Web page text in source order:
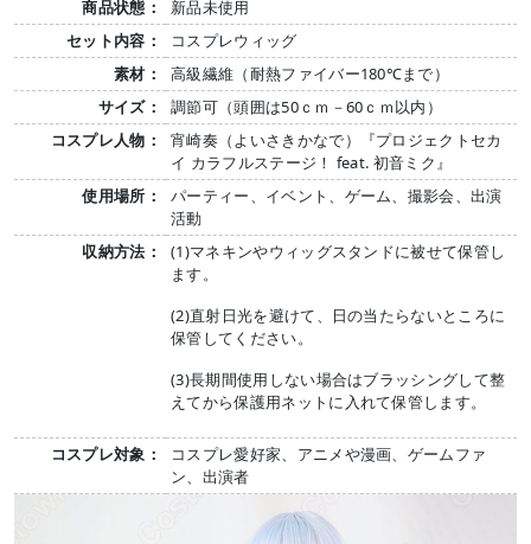
商品状態：
新品未使用
セット内容：
コスプレウィッグ
素材：
高級繊維（耐熱ファイバー180℃まで）
サイズ：
調節可（頭囲は50ｃｍ－60ｃｍ以内）
コスプレ人物：
宵崎奏（よいさきかなで）『プロジェクトセカ
イ カラフルステージ！ feat. 初音ミク』
使用場所：
パーティー、イベント、ゲーム、撮影会、出演
活動
収納方法：
(1)マネキンやウィッグスタンドに被せて保管し
ます。
(2)直射日光を避けて、日の当たらないところに
保管してください。
(3)長期間使用しない場合はブラッシングして整
えてから保護用ネットに入れて保管します。
コスプレ対象：
コスプレ愛好家、アニメや漫画、ゲームファ
ン、出演者